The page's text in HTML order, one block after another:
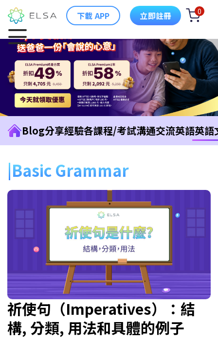
下載 APP 立即註冊 0
Blog分享經驗各課程/考試溝通交流英語英語
Basic Grammar
祈使句（Imperatives）：結
構, 分類, 用法和具體的例子